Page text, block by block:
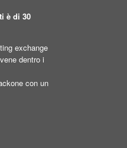
è di 30
exchange
dentro i
con un